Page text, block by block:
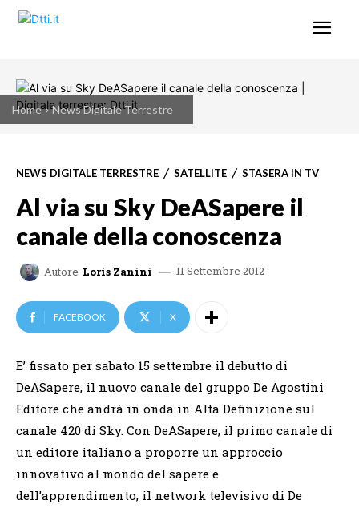
Home News Digitale Terrestre
NEWS DIGITALE TERRESTRE SATELLITE STASERA IN TV
Al via su Sky DeASapere il
canale della conoscenza
Autore Loris Zanini 11 Settembre 2012
FACEBOOK X
E’ fissato per sabato 15 settembre il debutto di
DeASapere, il nuovo canale del gruppo De Agostini
Editore che andrà in onda in Alta Definizione sul
canale 420 di Sky. Con DeASapere, il primo canale di
un editore italiano a proporre un approccio
innovativo al mondo del sapere e
dell’apprendimento, il network televisivo di De